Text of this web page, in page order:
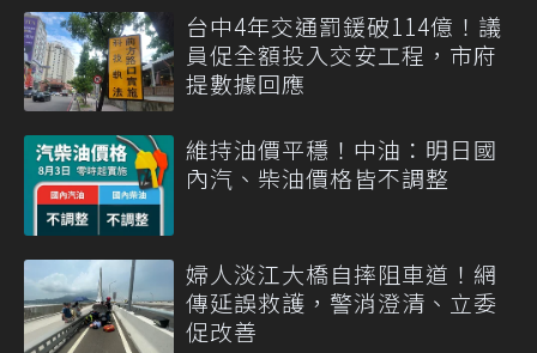
台中4年交通罰鍰破114億！議
員促全額投入交安工程，市府
提數據回應
維持油價平穩！中油：明日國
內汽、柴油價格皆不調整
婦人淡江大橋自摔阻車道！網
傳延誤救護，警消澄清、立委
促改善